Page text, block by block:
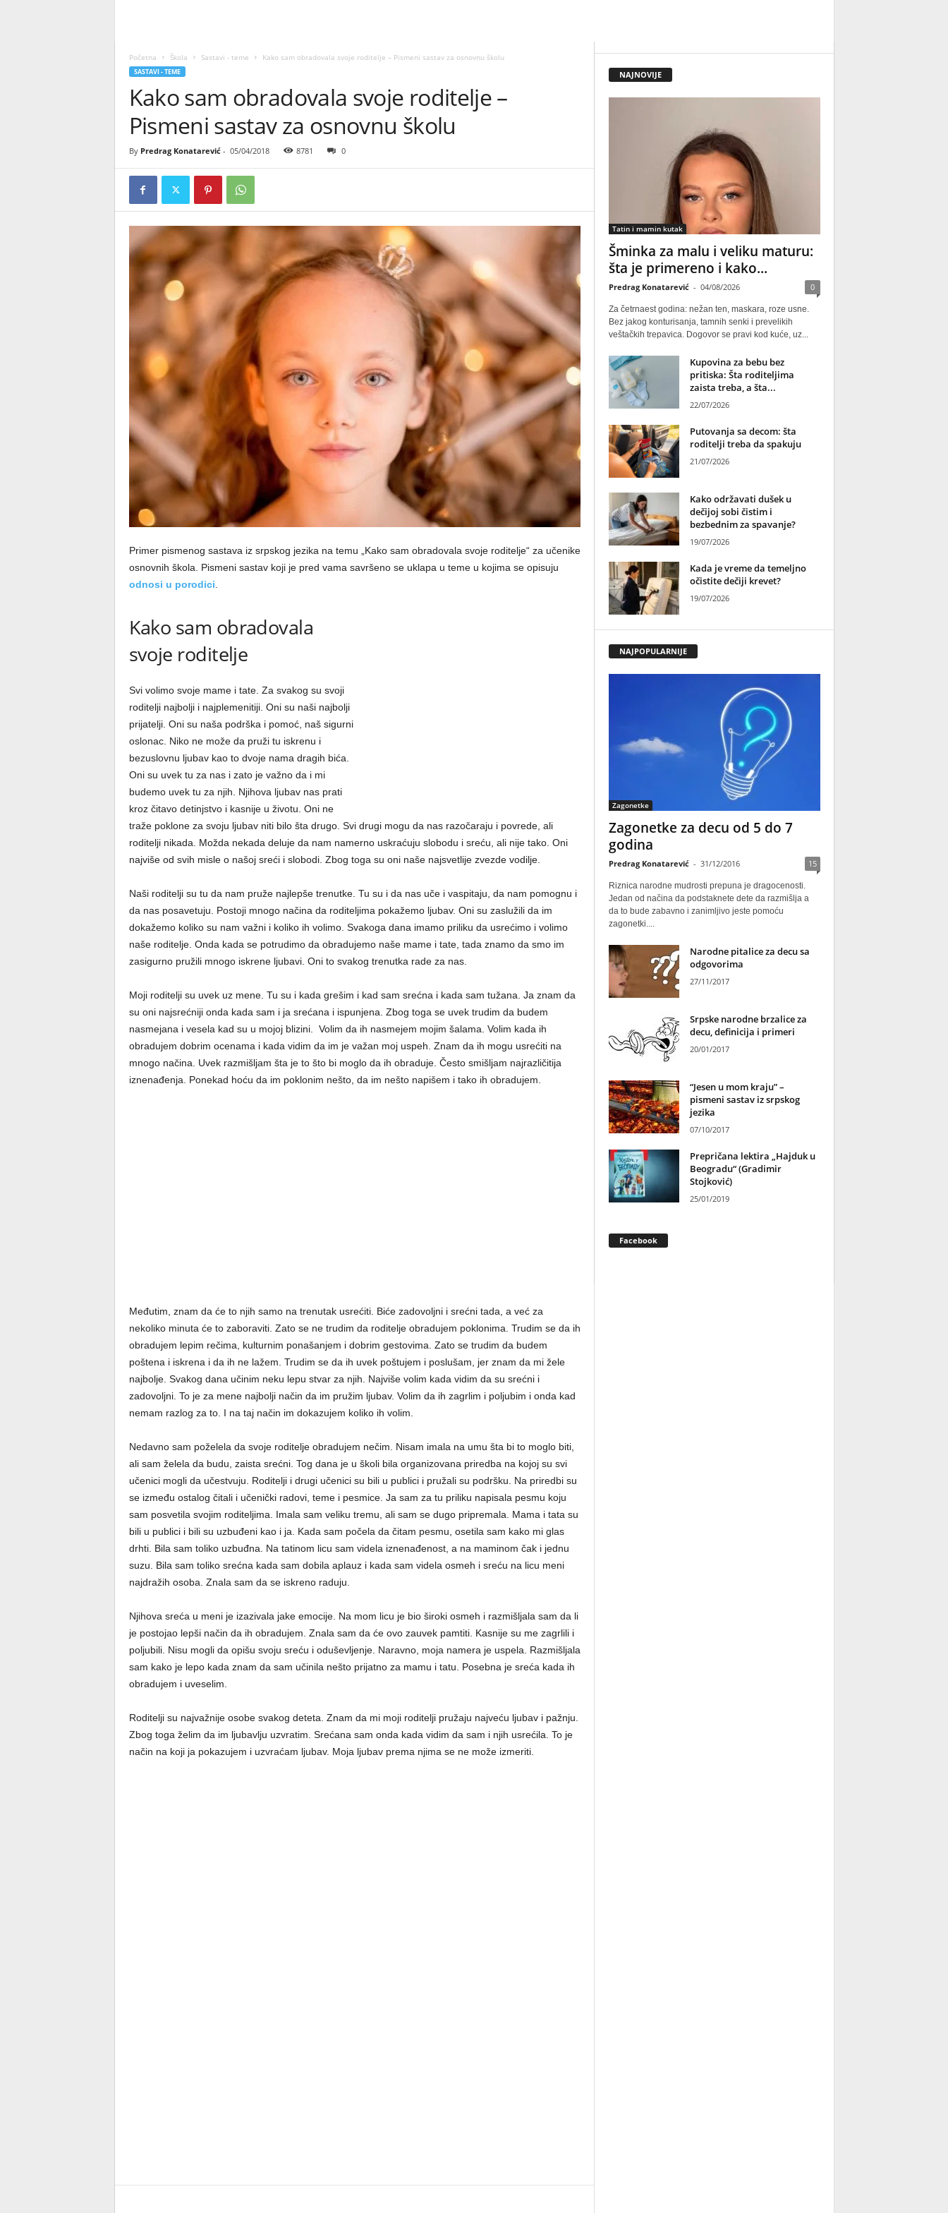
Početna Škola Sastavi - teme Kako sam obradovala svoje roditelje – Pismeni sastav za osnovnu školu
SASTAVI - TEME
Kako sam obradovala svoje roditelje –
Pismeni sastav za osnovnu školu
By Predrag Konatarević- 05/04/2018 8781 0
Primer pismenog sastava iz srpskog jezika na temu „Kako sam obradovala svoje roditelje“ za učenike
osnovnih škola. Pismeni sastav koji je pred vama savršeno se uklapa u teme u kojima se opisuju
odnosi u porodici
Kako sam obradovala
svoje roditelje
Svi volimo svoje mame i tate. Za svakog su svoji
roditelji najbolji i najplemenitiji. Oni su naši najbolji
prijatelji. Oni su naša podrška i pomoć, naš sigurni
oslonac. Niko ne može da pruži tu iskrenu i
bezuslovnu ljubav kao to dvoje nama dragih bića.
Oni su uvek tu za nas i zato je važno da i mi
budemo uvek tu za njih. Njihova ljubav nas prati
kroz čitavo detinjstvo i kasnije u životu. Oni ne
traže poklone za svoju ljubav niti bilo šta drugo. Svi drugi mogu da nas razočaraju i povrede, ali
roditelji nikada. Možda nekada deluje da nam namerno uskraćuju slobodu i sreću, ali nije tako. Oni
najviše od svih misle o našoj sreći i slobodi. Zbog toga su oni naše najsvetlije zvezde vodilje.
Naši roditelji su tu da nam pruže najlepše trenutke. Tu su i da nas uče i vaspitaju, da nam pomognu i
da nas posavetuju. Postoji mnogo načina da roditeljima pokažemo ljubav. Oni su zaslužili da im
dokažemo koliko su nam važni i koliko ih volimo. Svakoga dana imamo priliku da usrećimo i volimo
naše roditelje. Onda kada se potrudimo da obradujemo naše mame i tate, tada znamo da smo im
zasigurno pružili mnogo iskrene ljubavi. Oni to svakog trenutka rade za nas.
Moji roditelji su uvek uz mene. Tu su i kada grešim i kad sam srećna i kada sam tužana. Ja znam da
su oni najsrećniji onda kada sam i ja srećana i ispunjena. Zbog toga se uvek trudim da budem
nasmejana i vesela kad su u mojoj blizini. Volim da ih nasmejem mojim šalama. Volim kada ih
obradujem dobrim ocenama i kada vidim da im je važan moj uspeh. Znam da ih mogu usrećiti na
mnogo načina. Uvek razmišljam šta je to što bi moglo da ih obraduje. Često smišljam najrazličitija
iznenađenja. Ponekad hoću da im poklonim nešto, da im nešto napišem i tako ih obradujem.
Međutim, znam da će to njih samo na trenutak usrećiti. Biće zadovoljni i srećni tada, a već za
nekoliko minuta će to zaboraviti. Zato se ne trudim da roditelje obradujem poklonima. Trudim se da ih
obradujem lepim rečima, kulturnim ponašanjem i dobrim gestovima. Zato se trudim da budem
poštena i iskrena i da ih ne lažem. Trudim se da ih uvek poštujem i poslušam, jer znam da mi žele
najbolje. Svakog dana učinim neku lepu stvar za njih. Najviše volim kada vidim da su srećni i
zadovoljni. To je za mene najbolji način da im pružim ljubav. Volim da ih zagrlim i poljubim i onda kad
nemam razlog za to. I na taj način im dokazujem koliko ih volim.
Nedavno sam poželela da svoje roditelje obradujem nečim. Nisam imala na umu šta bi to moglo biti,
ali sam želela da budu, zaista srećni. Tog dana je u školi bila organizovana priredba na kojoj su svi
učenici mogli da učestvuju. Roditelji i drugi učenici su bili u publici i pružali su podršku. Na priredbi su
se između ostalog čitali i učenički radovi, teme i pesmice. Ja sam za tu priliku napisala pesmu koju
sam posvetila svojim roditeljima. Imala sam veliku tremu, ali sam se dugo pripremala. Mama i tata su
bili u publici i bili su uzbuđeni kao i ja. Kada sam počela da čitam pesmu, osetila sam kako mi glas
drhti. Bila sam toliko uzbuđna. Na tatinom licu sam videla iznenađenost, a na maminom čak i jednu
suzu. Bila sam toliko srećna kada sam dobila aplauz i kada sam videla osmeh i sreću na licu meni
najdražih osoba. Znala sam da se iskreno raduju.
Njihova sreća u meni je izazivala jake emocije. Na mom licu je bio široki osmeh i razmišljala sam da li
je postojao lepši način da ih obradujem. Znala sam da će ovo zauvek pamtiti. Kasnije su me zagrlili i
poljubili. Nisu mogli da opišu svoju sreću i oduševljenje. Naravno, moja namera je uspela. Razmišljala
sam kako je lepo kada znam da sam učinila nešto prijatno za mamu i tatu. Posebna je sreća kada ih
obradujem i uveselim.
Roditelji su najvažnije osobe svakog deteta. Znam da mi moji roditelji pružaju najveću ljubav i pažnju.
Zbog toga želim da im ljubavlju uzvratim. Srećana sam onda kada vidim da sam i njih usrećila. To je
način na koji ja pokazujem i uzvraćam ljubav. Moja ljubav prema njima se ne može izmeriti.
NAJNOVIJE
Tatin i mamin kutak
Šminka za malu i veliku maturu:
šta je primereno i kako...
Predrag Konatarević - 04/08/2026 0
Za četrnaest godina: nežan ten, maskara, roze usne.
Bez jakog konturisanja, tamnih senki i prevelikih
veštačkih trepavica. Dogovor se pravi kod kuće, uz...
Kupovina za bebu bez
pritiska: Šta roditeljima
zaista treba, a šta...
22/07/2026
Putovanja sa decom: šta
roditelji treba da spakuju
21/07/2026
Kako održavati dušek u
dečijoj sobi čistim i
bezbednim za spavanje?
19/07/2026
Kada je vreme da temeljno
očistite dečiji krevet?
19/07/2026
NAJPOPULARNIJE
Zagonetke
Zagonetke za decu od 5 do 7
godina
Predrag Konatarević - 31/12/2016 15
Riznica narodne mudrosti prepuna je dragocenosti.
Jedan od načina da podstaknete dete da razmišlja a
da to bude zabavno i zanimljivo jeste pomoću
zagonetki....
Narodne pitalice za decu sa
odgovorima
27/11/2017
Srpske narodne brzalice za
decu, definicija i primeri
20/01/2017
“Jesen u mom kraju” –
pismeni sastav iz srpskog
jezika
07/10/2017
Prepričana lektira „Hajduk u
Beogradu“ (Gradimir
Stojković)
25/01/2019
Facebook